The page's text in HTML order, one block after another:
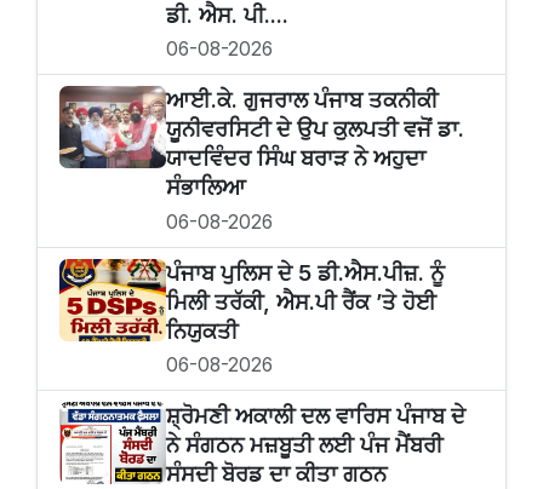
ਡੀ. ਐਸ. ਪੀ....
06-08-2026
ਆਈ.ਕੇ. ਗੁਜਰਾਲ ਪੰਜਾਬ ਤਕਨੀਕੀ
ਯੂਨੀਵਰਸਿਟੀ ਦੇ ਉਪ ਕੁਲਪਤੀ ਵਜੋਂ ਡਾ.
ਯਾਦਵਿੰਦਰ ਸਿੰਘ ਬਰਾੜ ਨੇ ਅਹੁਦਾ
ਸੰਭਾਲਿਆ
06-08-2026
ਪੰਜਾਬ ਪੁਲਿਸ ਦੇ 5 ਡੀ.ਐਸ.ਪੀਜ਼. ਨੂੰ
ਮਿਲੀ ਤਰੱਕੀ, ਐਸ.ਪੀ ਰੈਂਕ ’ਤੇ ਹੋਈ
ਨਿਯੁਕਤੀ
06-08-2026
ਸ਼੍ਰੋਮਣੀ ਅਕਾਲੀ ਦਲ ਵਾਰਿਸ ਪੰਜਾਬ ਦੇ
ਨੇ ਸੰਗਠਨ ਮਜ਼ਬੂਤੀ ਲਈ ਪੰਜ ਮੈਂਬਰੀ
ਸੰਸਦੀ ਬੋਰਡ ਦਾ ਕੀਤਾ ਗਠਨ